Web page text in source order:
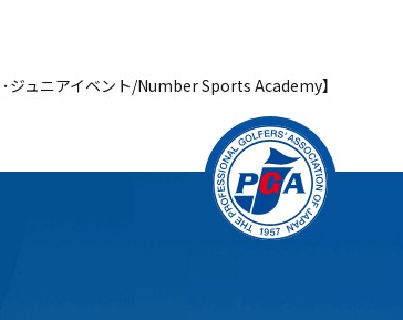
･ジュニアイベント/Number Sports Academy】